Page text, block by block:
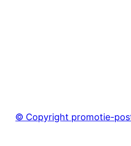
© Copyright promotie-